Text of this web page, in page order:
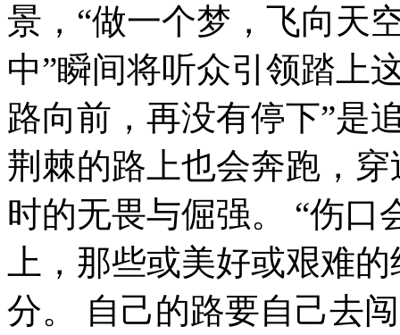
景，“做一个梦，飞向天
中”瞬间将听众引领踏上
路向前，再没有停下”是
荆棘的路上也会奔跑，
时的无畏与倔强。 “伤口
上，那些或美好或艰难
分。 自己的路要自己去